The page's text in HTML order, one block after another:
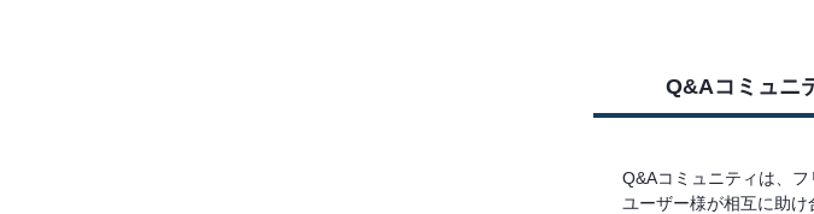
Q&Aコミュニ
Q&Aコミュニティは、
ユーザー様が相互に助け